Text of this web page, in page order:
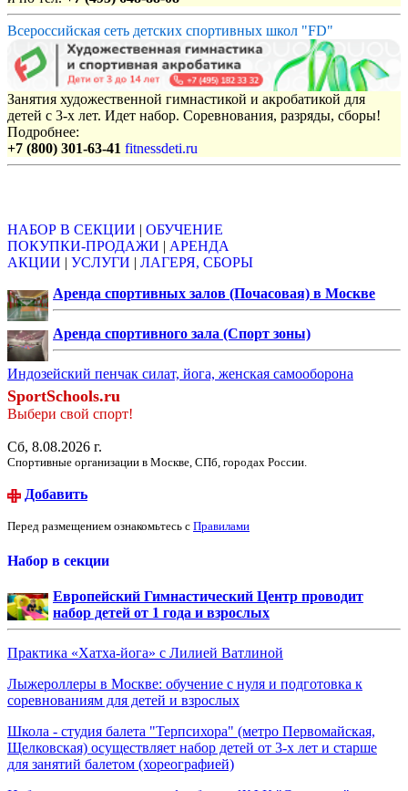
Всероссийская сеть детских спортивных школ "FD"
Занятия художественной гимнастикой и акробатикой для
детей с 3-х лет. Идет набор. Соревнования, разряды, сборы!
Подробнее:
+7 (800) 301-63-41 fitnessdeti.ru
НАБОР В СЕКЦИИ | ОБУЧЕНИЕ
ПОКУПКИ-ПРОДАЖИ | АРЕНДА
АКЦИИ | УСЛУГИ | ЛАГЕРЯ, СБОРЫ
Аренда спортивных залов (Почасовая) в Москве
Аренда спортивного зала (Спорт зоны)
Индозейский пенчак силат, йога, женская самооборона
SportSchools.ru
Выбери свой спорт!
Сб, 8.08.2026 г.
Спортивные организации в Москве, СПб, городах России.
Добавить
Перед размещением ознакомьтесь с Правилами
Набор в секции
Европейский Гимнастический Центр проводит
набор детей от 1 года и взрослых
Практика «Хатха-йога» с Лилией Ватлиной
Лыжероллеры в Москве: обучение с нуля и подготовка к
соревнованиям для детей и взрослых
Школа - студия балета "Терпсихора" (метро Первомайская,
Щелковская) осуществляет набор детей от 3-х лет и старше
для занятий балетом (хореографией)